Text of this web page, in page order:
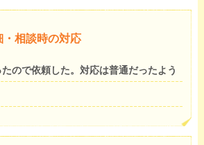
・相談時の対応
ので依頼した。対応は普通だったよう